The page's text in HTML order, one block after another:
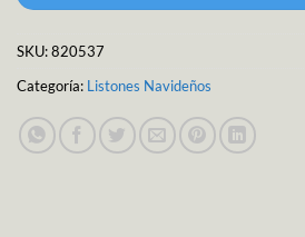
SKU:820537
Categoría: Listones Navideños